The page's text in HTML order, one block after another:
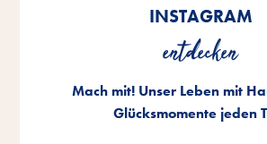
INSTAGRAM
entdecken
Mach mit! Unser Leben mit
Glücksmomente jeden